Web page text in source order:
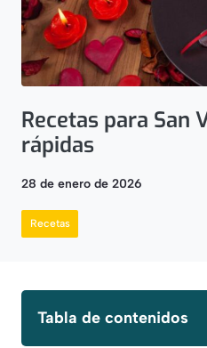
Recetas para San
rápidas
28 de enero de 2026
Recetas
Tabla de contenidos